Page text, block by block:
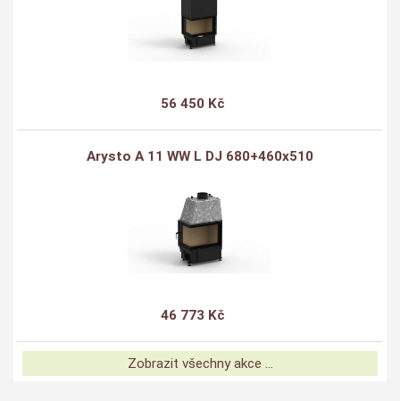
56 450 Kč
Arysto A 11 WW L DJ 680+460x510
46 773 Kč
Zobrazit všechny akce ...